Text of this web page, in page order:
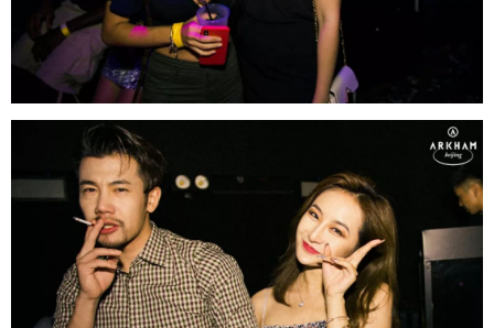
您没有权限发布内容，请购买会员或者提升权
限。
忘记密码？找回 已有帐号？登录
QQ登录 微博登录